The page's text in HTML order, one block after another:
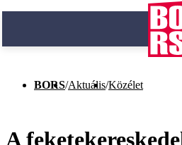
BORS/Aktuális/Közélet
A